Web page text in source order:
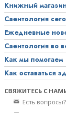
Книжный
Саентология
Ежедневные
Саентология во
Как мы помогаем
Как оставаться
СВЯЖИТЕСЬ С
Есть